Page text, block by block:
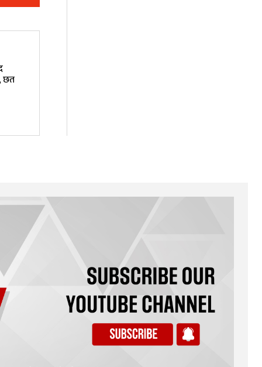
छत